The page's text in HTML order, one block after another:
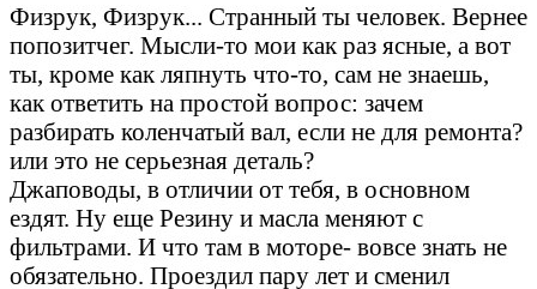
Физрук, Физрук... Странный ты человек. Вернее
попозитчег. Мысли-то мои как раз ясные, а вот
ты, кроме как ляпнуть что-то, сам не знаешь,
как ответить на простой вопрос: зачем
разбирать коленчатый вал, если не для ремонта?
или это не серьезная деталь?
Джаповоды, в отличии от тебя, в основном
ездят. Ну еще Резину и масла меняют с
фильтрами. И что там в моторе- вовсе знать не
обязательно. Проездил пару лет и сменил